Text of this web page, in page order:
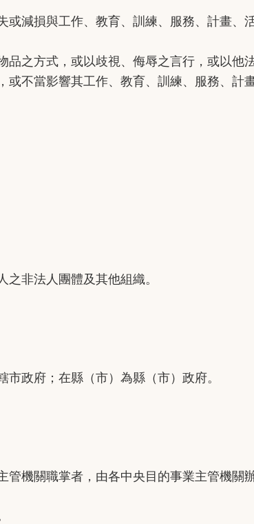
損與工作、教育、訓練、服務、計畫、
方式，或以歧視、侮辱之言行，或以他
不當影響其工作、教育、訓練、服務、計
非法人團體及其他組織。
政府；在縣（市）為縣（市）政府。
機關職掌者，由各中央目的事業主管機關辦